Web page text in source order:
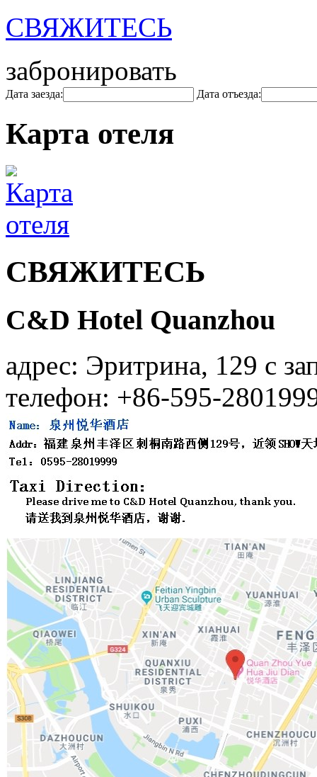
СВЯЖИТЕСЬ
забронировать
Дата заезда: Дата отъезда:
Карта отеля
СВЯЖИТЕСЬ
C&D Hotel Quanzhou
адрес: Эритрина, 129 с
телефон: +86-595-